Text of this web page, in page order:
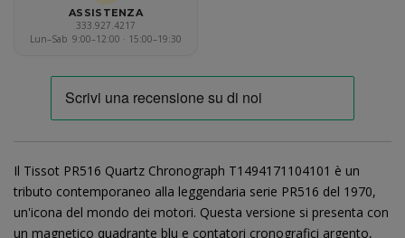
ASSISTENZA
333.927.4217
Lun–Sab 9:00–12:00 · 15:00–19:30
Il Tissot PR516 Quartz Chronograph T1494171104101 è un
tributo contemporaneo alla leggendaria serie PR516 del 1970,
un'icona del mondo dei motori. Questa versione si presenta con
un magnetico quadrante blu e contatori cronografici argento,